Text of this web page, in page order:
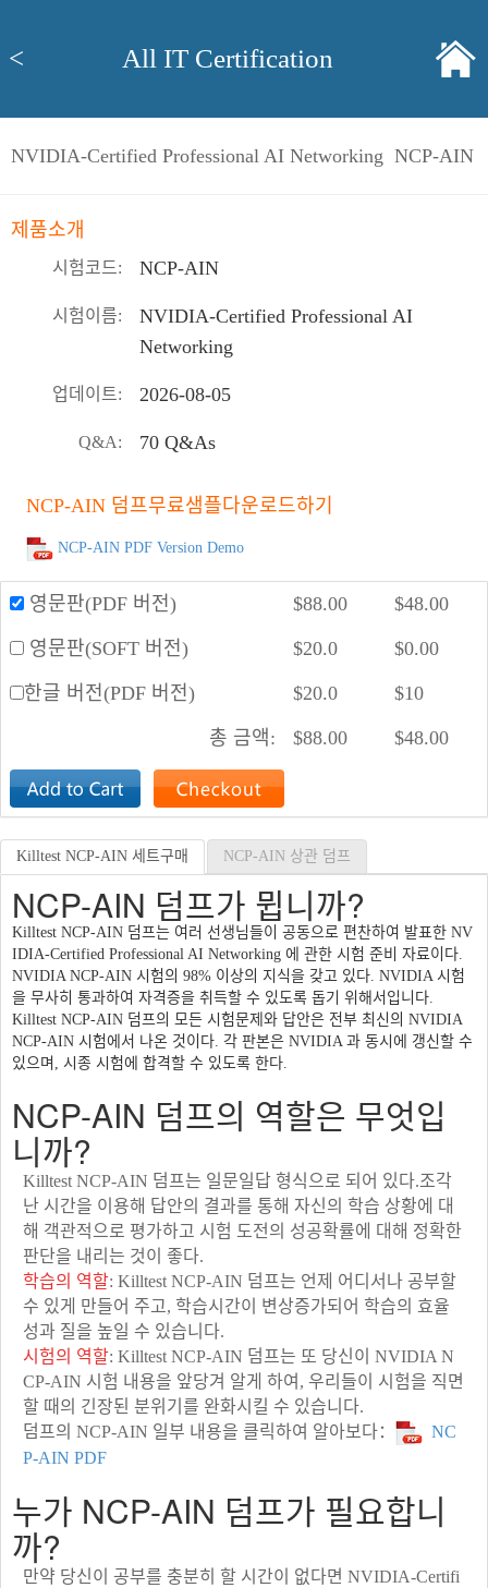
< All IT Certification
NVIDIA-Certified Professional AI Networking NCP-AIN
제품소개
시험코드: NCP-AIN
시험이름:
NVIDIA-Certified Professional AI
Networking
업데이트: 2026-08-05
Q&A: 70 Q&As
NCP-AIN 덤프무료샘플다운로드하기
NCP-AIN PDF Version Demo
영문판(PDF 버전) $88.00 $48.00
영문판(SOFT 버전) $20.0 $0.00
한글 버전(PDF 버전) $20.0 $10
총 금액: $88.00 $48.00
Killtest NCP-AIN 세트구매 NCP-AIN 상관 덤프
NCP-AIN 덤프가 뮙니까?
Killtest NCP-AIN 덤프는 여러 선생님들이 공동으로 편찬하여 발표한 NV
IDIA-Certified Professional AI Networking 에 관한 시험 준비 자료이다.
NVIDIA NCP-AIN 시험의 98% 이상의 지식을 갖고 있다. NVIDIA 시험
을 무사히 통과하여 자격증을 취득할 수 있도록 돕기 위해서입니다.
Killtest NCP-AIN 덤프의 모든 시험문제와 답안은 전부 최신의 NVIDIA
NCP-AIN 시험에서 나온 것이다. 각 판본은 NVIDIA 과 동시에 갱신할 수
있으며, 시종 시험에 합격할 수 있도록 한다.
NCP-AIN 덤프의 역할은 무엇입
니까?
Killtest NCP-AIN 덤프는 일문일답 형식으로 되어 있다.조각
난 시간을 이용해 답안의 결과를 통해 자신의 학습 상황에 대
해 객관적으로 평가하고 시험 도전의 성공확률에 대해 정확한
판단을 내리는 것이 좋다.
학습의 역할: Killtest NCP-AIN 덤프는 언제 어디서나 공부할
수 있게 만들어 주고, 학습시간이 변상증가되어 학습의 효율
성과 질을 높일 수 있습니다.
시험의 역할: Killtest NCP-AIN 덤프는 또 당신이 NVIDIA N
CP-AIN 시험 내용을 앞당겨 알게 하여, 우리들이 시험을 직면
할 때의 긴장된 분위기를 완화시킬 수 있습니다.
덤프의 NCP-AIN 일부 내용을 클릭하여 알아보다：
NC
P-AIN PDF
누가 NCP-AIN 덤프가 필요합니
까?
만약 당신이 공부를 충분히 할 시간이 없다면 NVIDIA-Certifi